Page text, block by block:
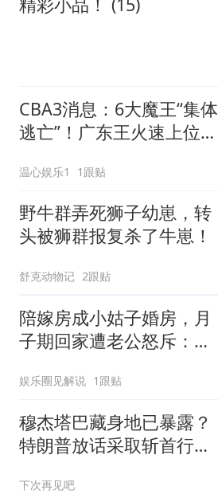
CBA3消息：6大魔王“集体
逃亡”！广东王火速上位，
温心娱乐1 1跟贴
野牛群弄死狮子幼崽，转
头被狮群报复杀了牛崽！
舒克动物记 2跟贴
陪嫁房成小姑子婚房，月
子期回家遭老公怒斥：带
娱乐圈见解说 1跟贴
穆杰塔巴藏身地已暴露？
特朗普放话采取斩首行
下次再见吧